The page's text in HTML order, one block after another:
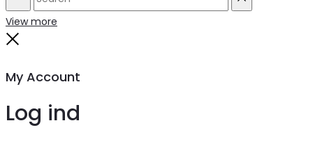
Search
View more
My Account
Log ind